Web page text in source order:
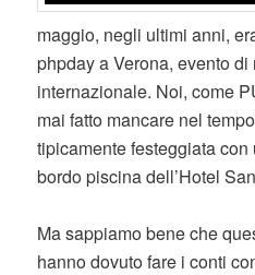
maggio, negli ultimi anni,
phpday a Verona, evento
internazionale. Noi, come
mai fatto mancare nel
tipicamente festeggiata
bordo piscina dell’Hotel
Ma sappiamo bene che
hanno dovuto fare i conti